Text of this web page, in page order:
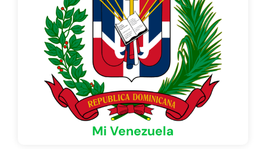
Mi Venezuela